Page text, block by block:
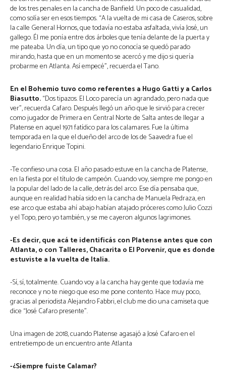
de los tres penales en la cancha de Banfield. Un poco de casualidad,
como solía ser en esos tiempos. “A la vuelta de mi casa de Caseros, sobre
la calle General Hornos, que todavía no estaba asfaltada, vivía José, un
gallego. Él me ponía entre dos árboles que tenía delante de la puerta y
me pateaba. Un día, un tipo que yo no conocía se quedó parado
mirando, hasta que en un momento se acercó y me dijo si quería
probarme en Atlanta. Así empecé”, recuerda el Tano.
En el Bohemio tuvo como referentes a Hugo Gatti y a Carlos
Biasutto.“Dos tipazos. El Loco parecía un agrandado, pero nada que
ver”, recuerda Cafaro. Después llegó un año que le sirvió para crecer
como jugador de Primera en Central Norte de Salta antes de llegar a
Platense en aquel 1971 fatídico para los calamares. Fue la última
temporada en la que el dueño del arco de los de Saavedra fue el
legendario Enrique Topini.
-Te confieso una cosa. El año pasado estuve en la cancha de Platense,
en la fiesta por el título de campeón. Cuando voy, siempre me pongo en
la popular del lado de la calle, detrás del arco. Ese día pensaba que,
aunque en realidad había sido en la cancha de Manuela Pedraza, en
ese arco que estaba ahí abajo habían atajado próceres como Julio Cozzi
y el Topo, pero yo también, y se me cayeron algunos lagrimones.
-Es decir, que acá te identificás con Platense antes que con
Atlanta, o con Talleres, Chacarita o El Porvenir, que es donde
estuviste a la vuelta de Italia.
-Sí, sí, totalmente. Cuando voy a la cancha hay gente que todavía me
reconoce y no te niego que eso me pone contento. Hace muy poco,
gracias al periodista Alejandro Fabbri, el club me dio una camiseta que
dice “José Cafaro presente”.
Una imagen de 2018, cuando Platense agasajó a José Cafaro en el
entretiempo de un encuentro ante Atlanta
-¿Siempre fuiste Calamar?